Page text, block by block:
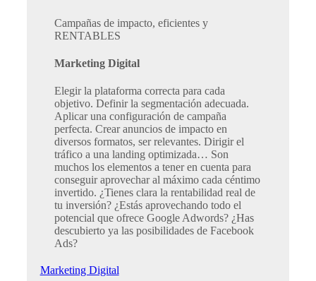
Campañas de impacto, eficientes y
RENTABLES
Marketing Digital
Elegir la plataforma correcta para cada
objetivo. Definir la segmentación adecuada.
Aplicar una configuración de campaña
perfecta. Crear anuncios de impacto en
diversos formatos, ser relevantes. Dirigir el
tráfico a una landing optimizada… Son
muchos los elementos a tener en cuenta para
conseguir aprovechar al máximo cada céntimo
invertido. ¿Tienes clara la rentabilidad real de
tu inversión? ¿Estás aprovechando todo el
potencial que ofrece Google Adwords? ¿Has
descubierto ya las posibilidades de Facebook
Ads?
Marketing Digital